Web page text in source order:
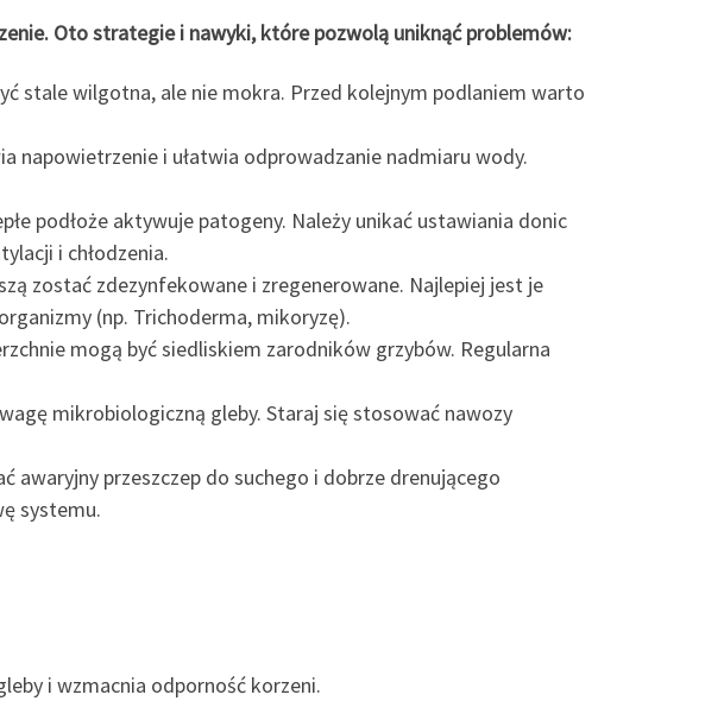
Oto strategie i nawyki, które pozwolą uniknąć problemów:
stale wilgotna, ale nie mokra. Przed kolejnym podlaniem warto
napowietrzenie i ułatwia odprowadzanie nadmiaru wody.
podłoże aktywuje patogeny. Należy unikać ustawiania donic
i chłodzenia.
zostać zdezynfekowane i zregenerowane. Najlepiej jest je
(np. Trichoderma, mikoryzę).
mogą być siedliskiem zarodników grzybów. Regularna
mikrobiologiczną gleby. Staraj się stosować nawozy
awaryjny przeszczep do suchego i dobrze drenującego
systemu.
i wzmacnia odporność korzeni.